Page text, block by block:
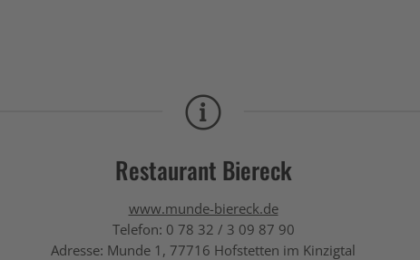
Restaurant Biereck
www.munde-biereck.de
Telefon: 0 78 32 / 3 09 87 90
Adresse: Munde 1, 77716 Hofstetten im Kinzigtal